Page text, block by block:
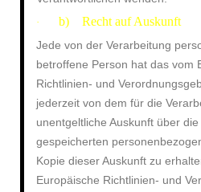
· b) Recht auf Auskunft
Jede von der Verarbeitung
betroffene Person hat das vom
Richtlinien- und
jederzeit von dem für die
unentgeltliche Auskunft über
gespeicherten
Kopie dieser Auskunft zu
Europäische Richtlinien- und